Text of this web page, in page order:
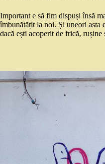
Important e să fim dispuși însă
îmbunătățit la noi. Și uneori asta
dacă ești acoperit de frică, rușine